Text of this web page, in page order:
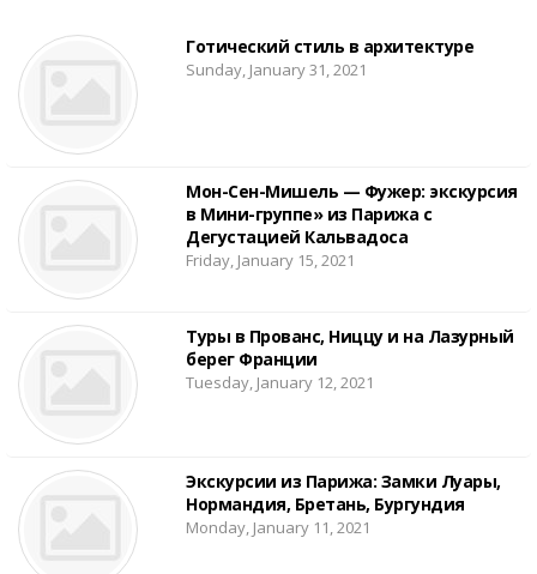
Готический стиль в архитектуре
Sunday, January 31, 2021
Мон-Сен-Мишель — Фужер: экскурсия
в Мини-группе» из Парижа с
Дегустацией Кальвадоса
Friday, January 15, 2021
Туры в Прованс, Ниццу и на Лазурный
берег Франции
Tuesday, January 12, 2021
Экскурсии из Парижа: Замки Луары,
Нормандия, Бретань, Бургундия
Monday, January 11, 2021